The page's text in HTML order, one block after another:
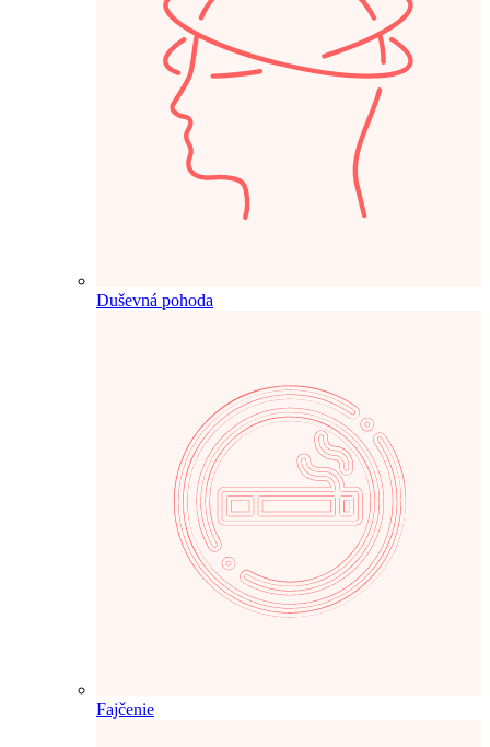
Duševná pohoda
Fajčenie